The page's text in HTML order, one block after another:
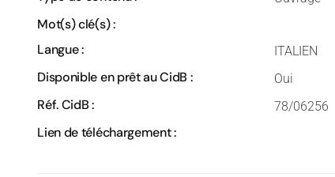
Mot(s) clé(s) :
Langue :
ITALIEN
Disponible en prêt au CidB : Oui
Réf. CidB : 78/06256
Lien de téléchargement :